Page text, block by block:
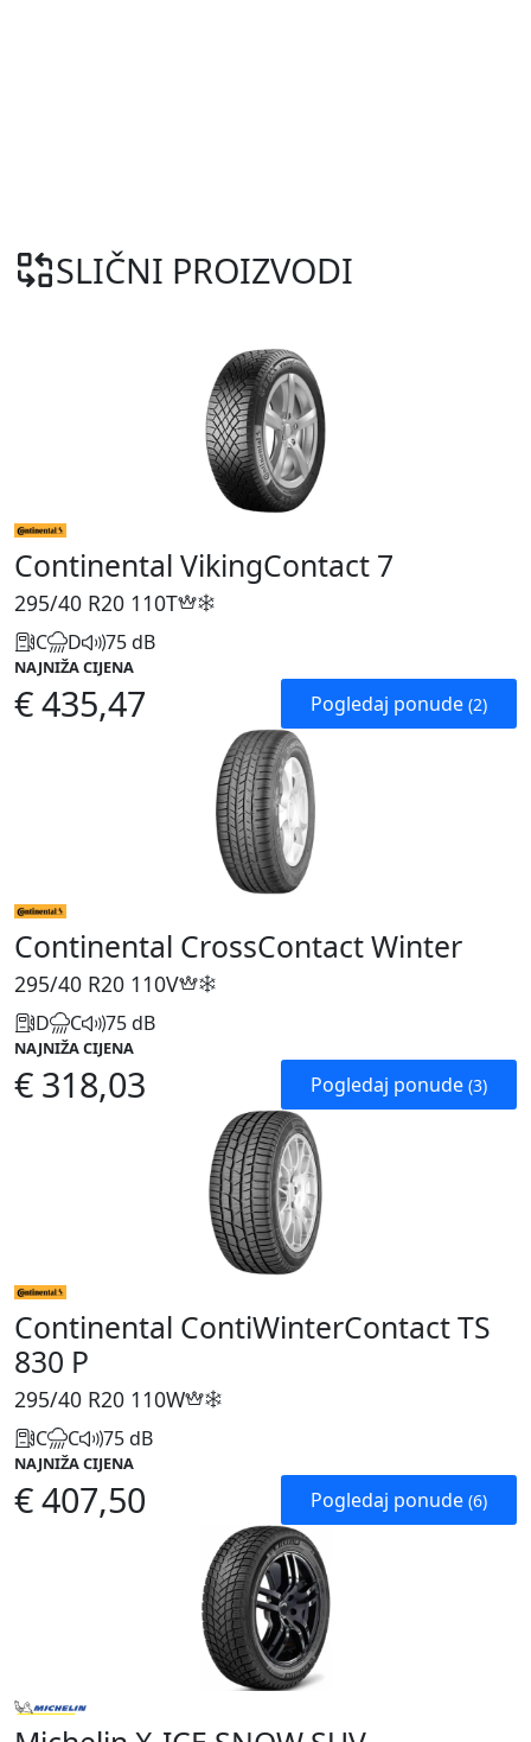
SLIČNI PROIZVODI
Continental VikingContact 7
295/40 R20 110T
C D 75 dB
NAJNIŽA CIJENA
€ 435,47 Pogledaj ponude (2)
Continental CrossContact Winter
295/40 R20 110V
D C 75 dB
NAJNIŽA CIJENA
€ 318,03 Pogledaj ponude (3)
Continental ContiWinterContact TS
830 P
295/40 R20 110W
C C 75 dB
NAJNIŽA CIJENA
€ 407,50 Pogledaj ponude (6)